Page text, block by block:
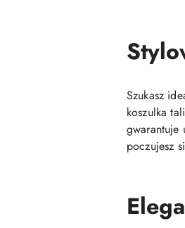
Szukasz
koszulka
gwarantuje
poczujesz